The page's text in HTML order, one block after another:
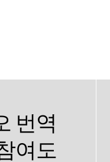
번역
여도